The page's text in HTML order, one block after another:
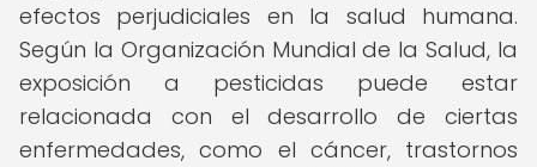
efectos perjudiciales en la salud humana.
Según la Organización Mundial de la Salud, la
exposición a pesticidas puede estar
relacionada con el desarrollo de ciertas
enfermedades, como el cáncer, trastornos